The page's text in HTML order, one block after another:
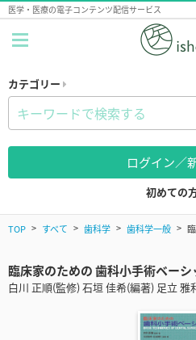
医学・医療の電子コンテンツ配信サービス
カテゴリー
ログイン／
初めての
TOP すべて 歯科学 歯科学一般
臨床家のための 歯科小手術ベーシ
白川 正順(監修) 石垣 佳希(編著) 足立 雅